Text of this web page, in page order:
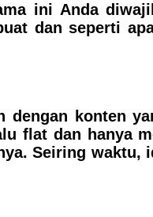
ini Anda
dan seperti
dengan konten
flat dan hanya
Seiring waktu,